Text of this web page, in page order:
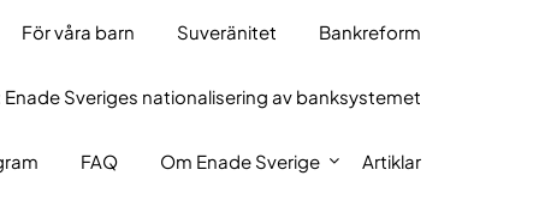
För våra barn Suveränitet Bankreform
Sveriges nationalisering av banksystemet
FAQ Om Enade Sverige Artiklar